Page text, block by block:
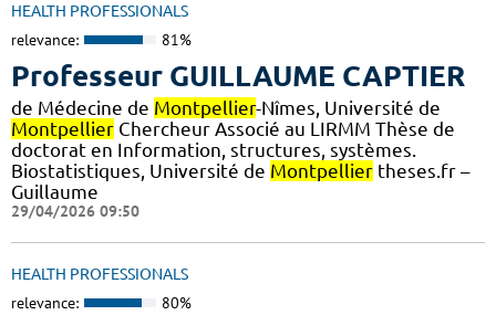
HEALTH PROFESSIONALS
relevance: 81%
Professeur GUILLAUME CAPTIER
de Médecine de Montpellier-Nîmes, Université de
Montpellier Chercheur Associé au LIRMM Thèse de
doctorat en Information, structures, systèmes.
Biostatistiques, Université de Montpellier theses.fr –
Guillaume
29/04/2026 09:50
HEALTH PROFESSIONALS
relevance: 80%